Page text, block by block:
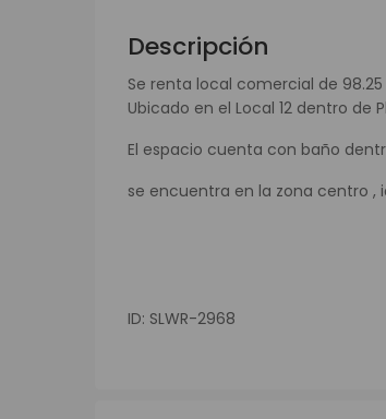
Descripción
Se renta local comercial de 98.25
Ubicado en el Local 12 dentro de
El espacio cuenta con baño
se encuentra en la zona centro ,
ID: SLWR-2968